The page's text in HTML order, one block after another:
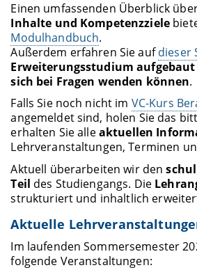
Einen umfassenden Überblick
Inhalte und Kompetenzziele
Modulhandbuch.
Außerdem erfahren Sie aufdieser
Erweiterungsstudium
sich bei Fragen wenden können.
Falls Sie noch nicht im VC-Kurs
angemeldet sind, holen Sie das
erhalten Sie alleaktuellen
Lehrveranstaltungen, Terminen
Aktuell überarbeiten wir den
Teil des Studiengangs. Die
strukturiert und inhaltlich
Aktuelle
Im laufenden Sommersemester
folgende Veranstaltungen: